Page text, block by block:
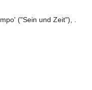
("Sein und Zeit"), .